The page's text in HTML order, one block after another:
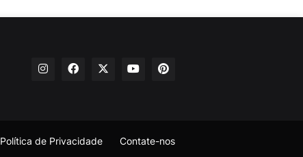
Política de Privacidade Contate-nos